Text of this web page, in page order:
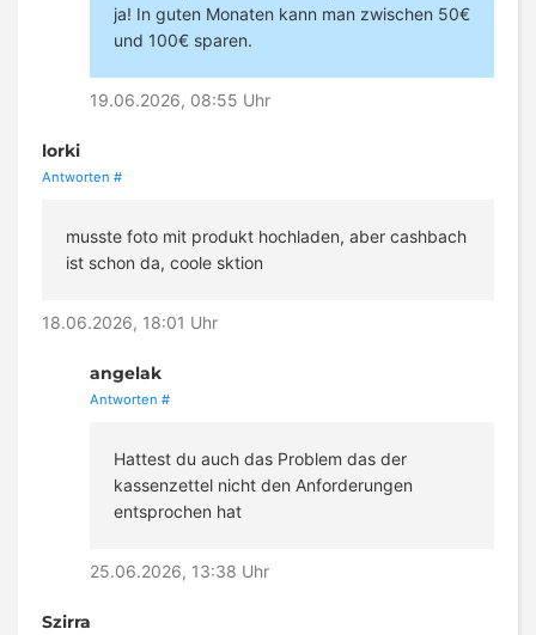
ja! In guten Monaten kann man zwischen 50€
und 100€ sparen.
19.06.2026, 08:55 Uhr
lorki
Antworten #
musste foto mit produkt hochladen, aber cashbach
ist schon da, coole sktion
18.06.2026, 18:01 Uhr
angelak
Antworten #
Hattest du auch das Problem das der
kassenzettel nicht den Anforderungen
entsprochen hat
25.06.2026, 13:38 Uhr
Szirra